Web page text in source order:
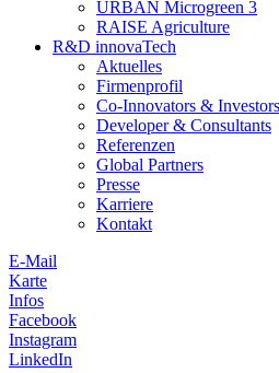
URBAN Microgreen 3
RAISE Agriculture
R&D innovaTech
Aktuelles
Firmenprofil
Co-Innovators & Investors
Developer & Consultants
Referenzen
Global Partners
Presse
Karriere
Kontakt
E-Mail
Karte
Infos
Facebook
Instagram
LinkedIn